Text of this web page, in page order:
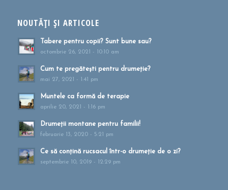
NOUTĂȚI ȘI ARTICOLE
Tabere pentru copii? Sunt bune sau?
octombrie 26, 2021 - 10:10 am
Cum te pregătești pentru drumeție?
mai 27, 2021 - 1:41 pm
Muntele ca formă de terapie
aprilie 20, 2021 - 1:16 pm
Drumeții montane pentru familii!
februarie 13, 2020 - 5:21 pm
Ce să conțină rucsacul într-o drumeție de o zi?
septembrie 10, 2019 - 12:29 pm